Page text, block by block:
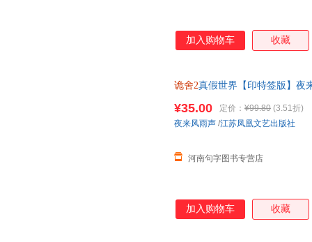
加入购物车 收藏
诡舍2真假世界【印特签版】夜
¥35.00 定价： ¥99.80 (3.51折)
河南句字图书专营店
夜来风雨声 /江苏凤凰文艺出版社
加入购物车 收藏